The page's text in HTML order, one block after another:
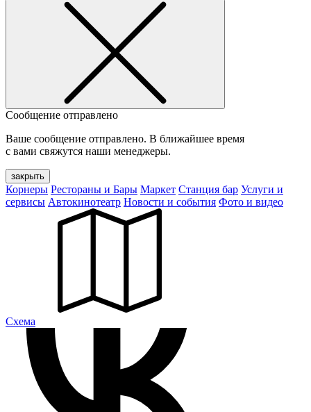
Сообщение отправлено
Ваше сообщение отправлено. В ближайшее время
с вами свяжутся наши менеджеры.
закрыть
Корнеры Рестораны и Бары Маркет Станция бар Услуги и
сервисы Автокинотеатр Новости и события Фото и видео
Cхема